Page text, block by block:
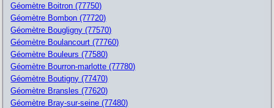
Géomètre Boitron (77750)
Géomètre Bombon (77720)
Géomètre Bougligny (77570)
Géomètre Boulancourt (77760)
Géomètre Bouleurs (77580)
Géomètre Bourron-marlotte (77780)
Géomètre Boutigny (77470)
Géomètre Bransles (77620)
Géomètre Bray-sur-seine (77480)